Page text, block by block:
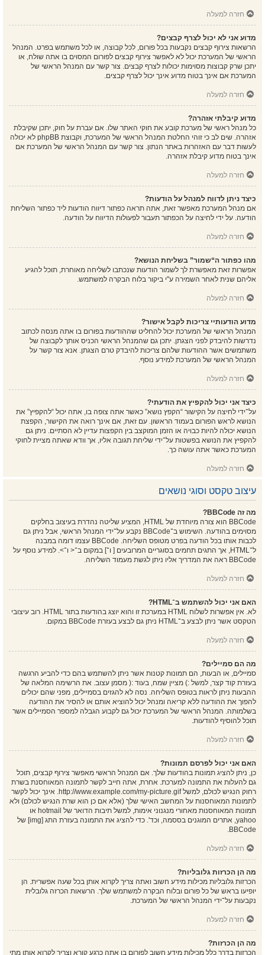
חזרה למעלה
מדוע אני לא יכול לצרף קבצים?
הרשאות צירוף קבצים נקבעות בכל פורום, לכל קבוצה, או לכל משתמש בפרט. המנהל
הראשי של המערכת יכול לא לאפשר צירוף קבצים לפורום המסוים בו אתה שולח, או
יתכן שרק קבוצות מסוימות יכולות לצרף קבצים. צור קשר עם המנהל הראשי של
המערכת אם אינך בטוח מדוע אינך יכול לצרף קבצים.
חזרה למעלה
מדוע קיבלתי אזהרה?
כל מנהל ראשי של מערכת קובע את חוקי האתר שלו. אם עברת על חוק, יתכן שקיבלת
אזהרה. שים לב כי זוהי החלטת המנהל הראשי של המערכת, וקבוצת phpBB לא יכולה
לעשות דבר עם האזהרות באתר הנתון. צור קשר עם המנהל הראשי של המערכת אם
אינך בטוח מדוע קיבלת אזהרה.
חזרה למעלה
כיצד ניתן לדווח למנהל על הודעות?
אם מנהל המערכת מאפשר זאת, אתה תראה כפתור דיווח הודעות ליד כפתור השליחת
הודעה. על ידי לחיצה על הכפתור תעבור לפעולות הדיווח על הודעה.
חזרה למעלה
מהו כפתור ה“שמור” בשליחת הנושא?
אפשרות זאת מאפשרת לך לשמור הודעות שנכתבו לשליחה מאוחרת, תוכל להגיע
אליהם שנית לאחר השמירה ע"י ביקור בלוח הבקרה למשתמש.
חזרה למעלה
מדוע הודעותיי צריכות לקבל אישור?
המנהל הראשי של המערכת יכול להחליט שההודעות בפורום בו אתה מנסה לכתוב
נדרשות להיבדק לפני הצגתן. יתכן גם שהמנהל הראשי הכניס אותך לקבוצה של
משתמשים אשר ההודעות שלהם צריכות להיבדק טרם הצגתן. אנא צור קשר על
המנהל הראשי של המערכת למידע נוסף.
חזרה למעלה
כיצד אני יכול להקפיץ את הודעתי?
על־ידי לחיצה על הקישור “הקפץ נושא” כאשר אתה צופה בו, אתה יכול “להקפיץ” את
הנושא לראש הפורום בעמוד הראשון. עם זאת, אם אינך רואה את הקישור, הקפצת
הנושא יכולה להיות כבויה או הזמן המוקצב בין הקפצות עדיין לא הסתיים. ניתן גם
להקפיץ את הנושא בפשטות על־ידי שליחת תגובה אליו, אך וודא שאתה מציית לחוקי
המערכת כאשר אתה עושה כך.
חזרה למעלה
עיצוב טקסט וסוגי נושאים
מה זה BBCode?
BBCode הוא צורה מיוחדת של HTML, המציע שליטה נהדרת בעיצוב בחלקים
מסוימים בהודעה. השימוש ב־BBCode נקבע על־ידי המנהל הראשי, אבל ניתן גם
לכבות אותו בכל הודעה בפרט מטופס השליחה. BBCode עצמו דומה במבנה
ל־HTML, אך התגים תחמים בסוגריים המרובעים [ ו־] במקום ב־< ו־>. למידע נוסף על
BBCode ראה את המדריך אליו ניתן לגשת מעמוד השליחה.
חזרה למעלה
האם אני יכול להשתמש ב־HTML?
לא. אין אפשרות לשלוח HTML במערכת זו והוא יוצג בהודעות בתור HTML. רוב עיצובי
הטקסט אשר ניתן לבצע ב־HTML ניתן גם לבצע בעזרת BBCode במקום.
חזרה למעלה
מה הם סמיילים?
סמיילים, או הבעות, הם תמונות קטנות אשר ניתן להשתמש בהם כדי להביע הרגשה
בעזרת קוד קצר, למשל :) מציין שמח, בעוד :( מסמן עצוב. את הרשימה המלאה של
ההבעות ניתן לראות בטופס השליחה. נסה לא להגזים בסמיילים, מפני שהם יכולים
להפוך את ההודעה ללא קריאה ומנהל יכול להוציא אותם או להסיר את ההודעה
בשלמותה. המנהל הראשי של המערכת יכול גם לקבוע הגבלה למספר הסמיילים אשר
תוכל להוסיף להודעות.
חזרה למעלה
האם אני יכול לפרסם תמונות?
כן, ניתן להציג תמונות בהודעות שלך. אם המנהל הראשי מאפשר צירוף קבצים, תוכל
גם להעלות את התמונה למערכת. אחרת, אתה חייב לקשר לתמונה המאוחסנת בשרת
רחוק הנגיש לכולם, למשל http://www.example.com/my-picture.gif. אינך יכול לקשר
לתמונות המאוחסנות על המחשב האישי שלך (אלא אם כן הוא שרת הנגיש לכולם) ולא
תמונות המאוחסנות מאחורי מנגנוני אימות, למשל תיבות הדואר של hotmail או
yahoo, אתרים המוגנים בססמה, וכד'. כדי להציג את התמונה בעזרת התג [img] של
BBCode.
חזרה למעלה
מה הן הכרזות גלובליות?
הכרזות גלובליות מכילות מידע חשוב ואתה צריך לקרוא אותן בכל שעה אפשרית. הן
יופיעו בראש של כל פורום ובלוח הבקרה למשתמש שלך. הרשאות הכרזה גלובלית
נקבעות על־ידי המנהל הראשי של המערכת.
חזרה למעלה
מה הן הכרזות?
הכרזות בדרך כלל מכילות מידע חשוב לפורום בו אתה כרגע קורא וצריך לקרוא אותן מתי